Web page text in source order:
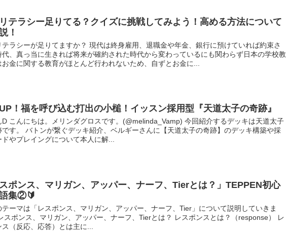
テラシー足りてる？クイズに挑戦してみよう！高める方法について
！
テラシーが足りてますか？ 現代は終身雇用、退職金や年金、銀行に預けていれば約束さ
代、真っ当に生きれば将来が確約された時代から変わっているにも関わらず日本の学校教
お金に関する教育がほとんど行われないため、自ずとお金に...
！福を呼び込む打出の小槌！イッスン採用型『天道太子の奇跡』
D こんにちは。メリンダグロスです。(@melinda_Vamp) 今回紹介するデッキは天道太子
です。 バトンが繋ぐデッキ紹介、ベルギーさんに【天道太子の奇跡】のデッキ構築や採
ドやプレイングについて本人に解...
スポンス、マリガン、アッパー、ナーフ、Tierとは？」TEPPEN初心
集②🔰
テーマは「レスポンス、マリガン、アッパー、ナーフ、Tier」について説明していきま
スポンス、マリガン、アッパー、ナーフ、Tierとは？ レスポンスとは？（response） レ
ス（反応、応答）とは主に...